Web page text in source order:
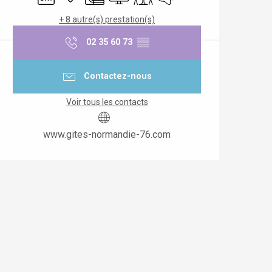
+ 8 autre(s) prestation(s)
02 35 60 73 ▒▒
Contactez-nous
Voir tous les contacts
www.gites-normandie-76.com